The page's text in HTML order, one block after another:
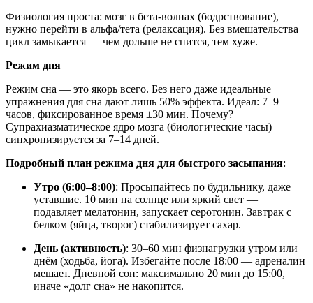
Физиология проста: мозг в бета-волнах (бодрствование),
нужно перейти в альфа/тета (релаксация). Без вмешательства
цикл замыкается — чем дольше не спится, тем хуже.
Режим дня
Режим сна — это якорь всего. Без него даже идеальные
упражнения для сна дают лишь 50% эффекта. Идеал: 7–9
часов, фиксированное время ±30 мин. Почему?
Супрахиазматическое ядро мозга (биологические часы)
синхронизируется за 7–14 дней.
Подробный план режима дня для быстрого засыпания:
Утро (6:00–8:00): Просыпайтесь по будильнику, даже
уставшие. 10 мин на солнце или яркий свет —
подавляет мелатонин, запускает серотонин. Завтрак с
белком (яйца, творог) стабилизирует сахар.
День (активность): 30–60 мин физнагрузки утром или
днём (ходьба, йога). Избегайте после 18:00 — адреналин
мешает. Дневной сон: максимально 20 мин до 15:00,
иначе «долг сна» не накопится.